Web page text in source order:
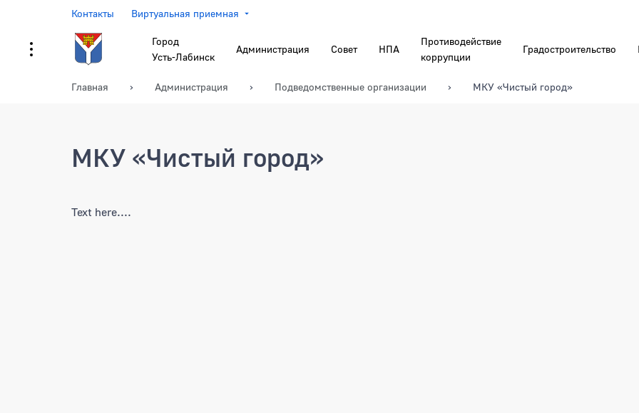
Контакты Виртуальная приемная
Город
Усть-Лабинск
Администрация Совет НПА
Противодействие
коррупции
Градостроительство
Главная Администрация Подведомственные организации МКУ «Чистый город»
МКУ «Чистый город»
Text here....